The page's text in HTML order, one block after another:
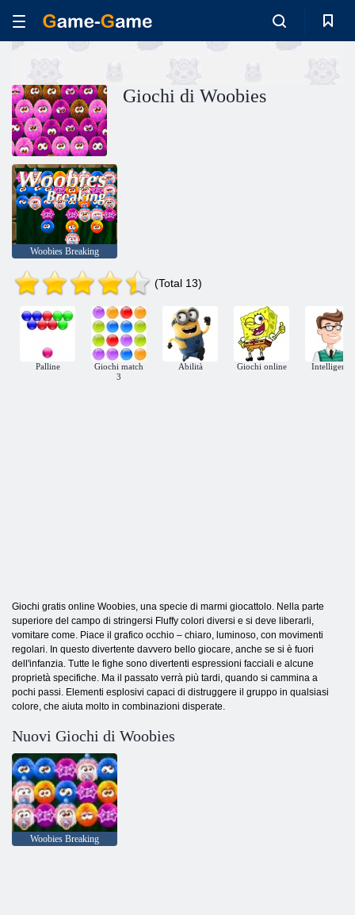
Giochi di Woobies
Woobies Breaking
(Total 13)
Palline
Giochi match
3
Abilità Giochi online Intelligenza
Giochi gratis online Woobies, una specie di marmi giocattolo. Nella parte
superiore del campo di stringersi Fluffy colori diversi e si deve liberarli,
vomitare come. Piace il grafico occhio – chiaro, luminoso, con movimenti
regolari. In questo divertente davvero bello giocare, anche se si è fuori
dell'infanzia. Tutte le fighe sono divertenti espressioni facciali e alcune
proprietà specifiche. Ma il passato verrà più tardi, quando si cammina a
pochi passi. Elementi esplosivi capaci di distruggere il gruppo in qualsiasi
colore, che aiuta molto in combinazioni disperate.
Nuovi Giochi di Woobies
Woobies Breaking